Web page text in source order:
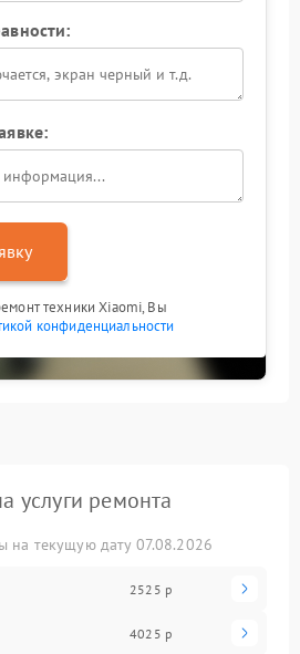
техники Xiaomi, Вы
конфиденциальности
услуги ремонта
на текущую дату 07.08.2026
2525 р
4025 р